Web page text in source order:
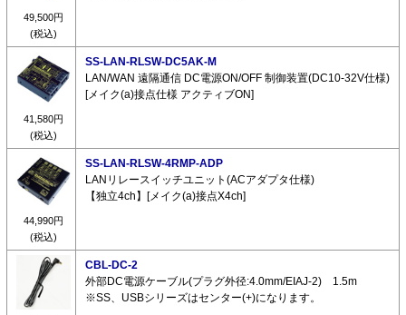
49,500円
(税込)
41,580円
(税込)
SS-LAN-RLSW-DC5AK-M
LAN/WAN 遠隔通信 DC電源ON/OFF 制御装置(DC10-32V仕様)
[メイク(a)接点仕様 アクティブON]
44,990円
(税込)
SS-LAN-RLSW-4RMP-ADP
LANリレースイッチユニット(ACアダプタ仕様)
【独立4ch】[メイク(a)接点X4ch]
CBL-DC-2
外部DC電源ケーブル(プラグ外径:4.0mm/EIAJ-2) 1.5m
※SS、USBシリーズはセンター(+)になります。